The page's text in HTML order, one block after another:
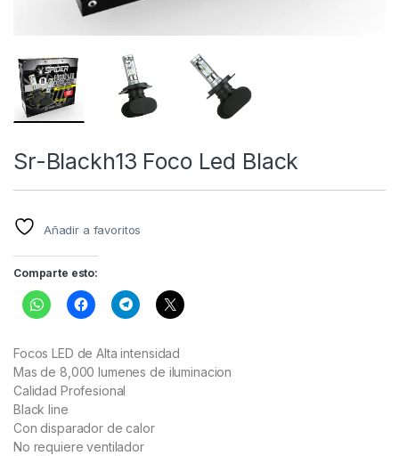
Sr-Blackh13 Foco Led Black
Añadir a favoritos
Comparte esto:
Focos LED de Alta intensidad
Mas de 8,000 lumenes de iluminacion
Calidad Profesional
Black line
Con disparador de calor
No requiere ventilador